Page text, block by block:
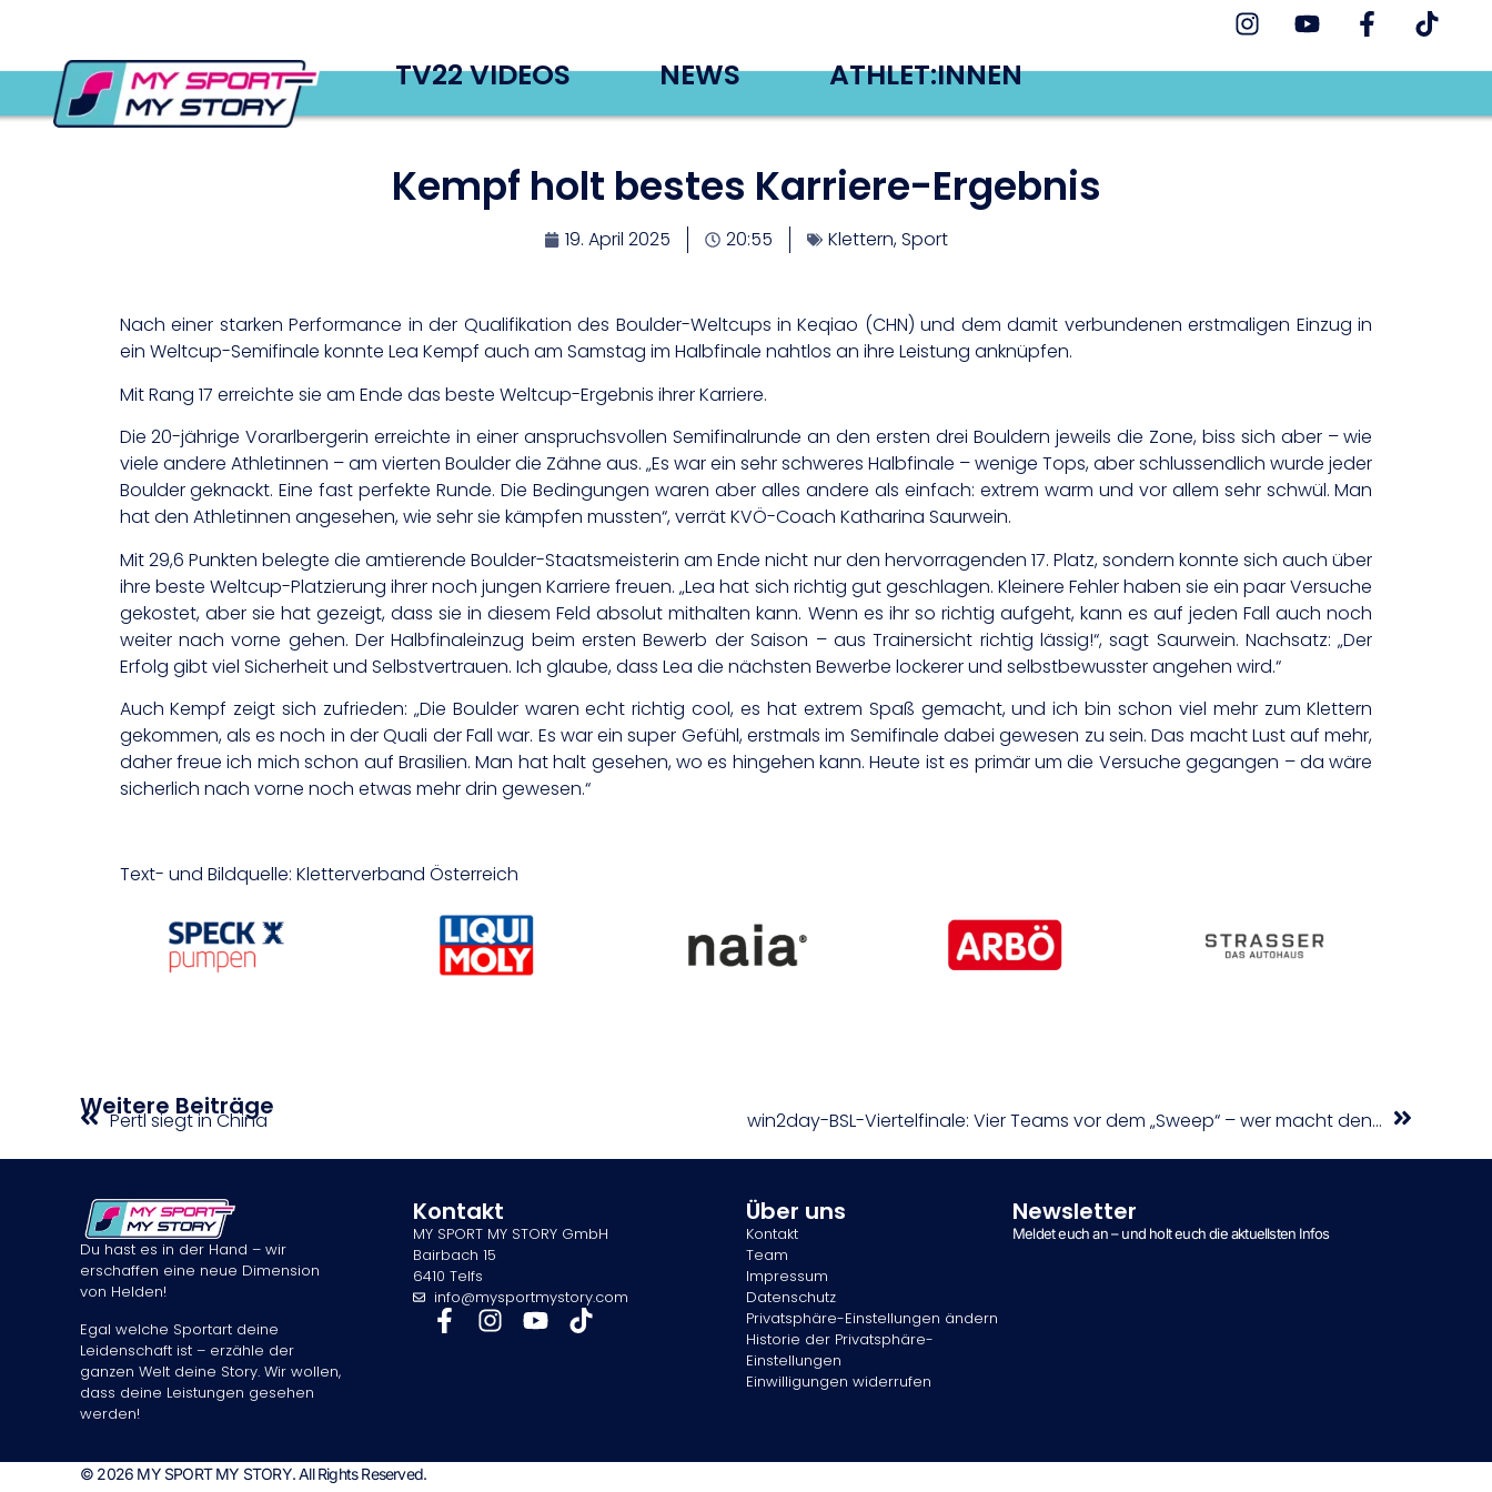
TV22 VIDEOS NEWS ATHLET:INNEN
Kempf holt bestes Karriere-Ergebnis
19. April 2025 20:55 Klettern,Sport
Nach einer starken Performance in der Qualifikation des Boulder-Weltcups in Keqiao (CHN) und dem damit verbundenen erstmaligen Einzug in
ein Weltcup-Semifinale konnte Lea Kempf auch am Samstag im Halbfinale nahtlos an ihre Leistung anknüpfen.
Mit Rang 17 erreichte sie am Ende das beste Weltcup-Ergebnis ihrer Karriere.
Die 20-jährige Vorarlbergerin erreichte in einer anspruchsvollen Semifinalrunde an den ersten drei Bouldern jeweils die Zone, biss sich aber – wie
viele andere Athletinnen – am vierten Boulder die Zähne aus. „Es war ein sehr schweres Halbfinale – wenige Tops, aber schlussendlich wurde jeder
Boulder geknackt. Eine fast perfekte Runde. Die Bedingungen waren aber alles andere als einfach: extrem warm und vor allem sehr schwül. Man
hat den Athletinnen angesehen, wie sehr sie kämpfen mussten“, verrät KVÖ-Coach Katharina Saurwein.
Mit 29,6 Punkten belegte die amtierende Boulder-Staatsmeisterin am Ende nicht nur den hervorragenden 17. Platz, sondern konnte sich auch über
ihre beste Weltcup-Platzierung ihrer noch jungen Karriere freuen. „Lea hat sich richtig gut geschlagen. Kleinere Fehler haben sie ein paar Versuche
gekostet, aber sie hat gezeigt, dass sie in diesem Feld absolut mithalten kann. Wenn es ihr so richtig aufgeht, kann es auf jeden Fall auch noch
weiter nach vorne gehen. Der Halbfinaleinzug beim ersten Bewerb der Saison – aus Trainersicht richtig lässig!“, sagt Saurwein. Nachsatz: „Der
Erfolg gibt viel Sicherheit und Selbstvertrauen. Ich glaube, dass Lea die nächsten Bewerbe lockerer und selbstbewusster angehen wird.“
Auch Kempf zeigt sich zufrieden: „Die Boulder waren echt richtig cool, es hat extrem Spaß gemacht, und ich bin schon viel mehr zum Klettern
gekommen, als es noch in der Quali der Fall war. Es war ein super Gefühl, erstmals im Semifinale dabei gewesen zu sein. Das macht Lust auf mehr,
daher freue ich mich schon auf Brasilien. Man hat halt gesehen, wo es hingehen kann. Heute ist es primär um die Versuche gegangen – da wäre
sicherlich nach vorne noch etwas mehr drin gewesen.“
Text- und Bildquelle: Kletterverband Österreich
Weitere Beiträge
Pertl siegt in China win2day-BSL-Viertelfinale: Vier Teams vor dem „Sweep“ – wer macht den Sack zu?
Du hast es in der Hand – wir
erschaffen eine neue Dimension
von Helden!
Egal welche Sportart deine
Leidenschaft ist – erzähle der
ganzen Welt deine Story. Wir wollen,
dass deine Leistungen gesehen
werden!
Kontakt
MY SPORT MY STORY GmbH
Bairbach 15
6410 Telfs
info@mysportmystory.com
Über uns
Kontakt
Team
Impressum
Datenschutz
Privatsphäre-Einstellungen ändern
Historie der Privatsphäre-
Einstellungen
Einwilligungen widerrufen
Newsletter
Meldet euch an – und holt euch die aktuellsten Infos
© 2026 MY SPORT MY STORY. All Rights Reserved.